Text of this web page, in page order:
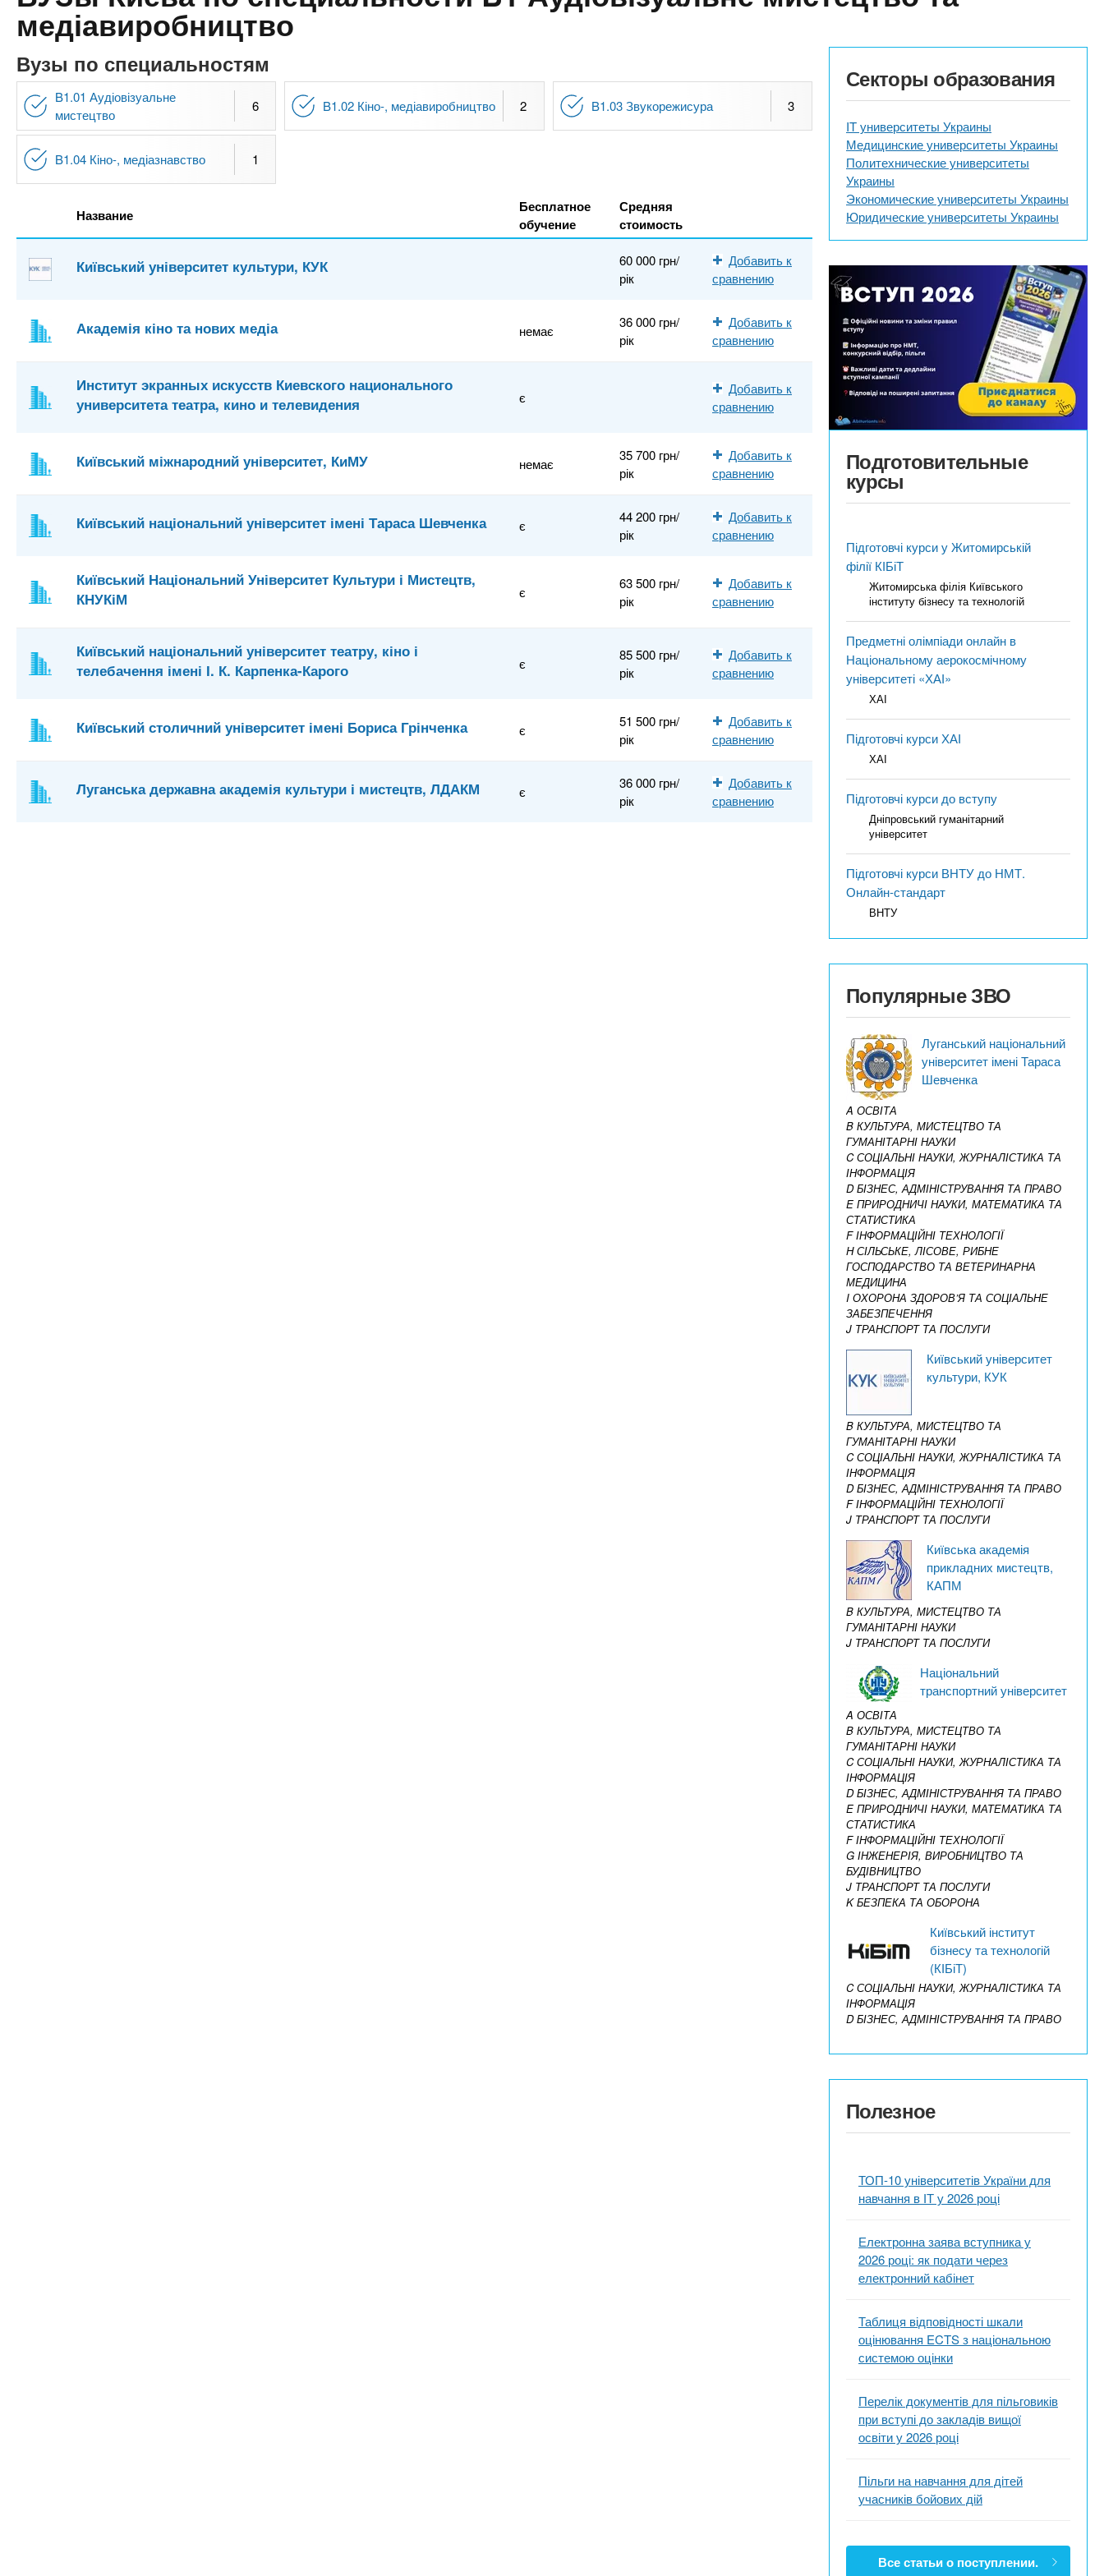
n
t
s
.
i
n
f
o
х
з
а
в
е
д
е
н
медіавиробництво
Вузы по специальностям
B1.01 Аудіовізуальне
мистецтво
6 B1.02 Кіно-, медіавиробництво 2 B1.03 Звукорежисура 3
B1.04 Кіно-, медіазнавство 1
Название
Бесплатное
обучение
Средняя
стоимость
Київський університет культури, КУК
60 000 грн/
рік
Добавить к
сравнению
Академія кіно та нових медіа немає
36 000 грн/
рік
Добавить к
сравнению
Институт экранных искусств Киевского национального
университета театра, кино и телевидения
є
Добавить к
сравнению
Київський міжнародний університет, КиМУ немає
35 700 грн/
рік
Добавить к
сравнению
Київський національний університет імені Тараса Шевченка є
44 200 грн/
рік
Добавить к
сравнению
Київський Національний Університет Культури і Мистецтв,
КНУКіМ
є
63 500 грн/
рік
Добавить к
сравнению
Київський національний університет театру, кіно і
телебачення імені І. К. Карпенка-Карого
є
85 500 грн/
рік
Добавить к
сравнению
Київський столичний університет імені Бориса Грінченка є
51 500 грн/
рік
Добавить к
сравнению
Луганська державна академія культури і мистецтв, ЛДАКМ є
36 000 грн/
рік
Добавить к
сравнению
Секторы образования
IT университеты Украины
Медицинские университеты Украины
Политехнические университеты
Украины
Экономические университеты Украины
Юридические университеты Украины
Подготовительные
курсы
Підготовчі курси у Житомирській
філії КІБіТ
Житомирська філія Київського
інституту бізнесу та технологій
Предметні олімпіади онлайн в
Національному аерокосмічному
університеті «ХАІ»
ХАІ
Підготовчі курси ХАІ
ХАІ
Підготовчі курси до вступу
Дніпровський гуманітарний
університет
Підготовчі курси ВНТУ до НМТ.
Онлайн-стандарт
ВНТУ
Популярные ЗВО
Луганський національний
університет імені Тараса
Шевченка
A ОСВІТА
B КУЛЬТУРА, МИСТЕЦТВО ТА
ГУМАНІТАРНІ НАУКИ
C СОЦІАЛЬНІ НАУКИ, ЖУРНАЛІСТИКА ТА
ІНФОРМАЦІЯ
D БІЗНЕС, АДМІНІСТРУВАННЯ ТА ПРАВО
E ПРИРОДНИЧІ НАУКИ, МАТЕМАТИКА ТА
СТАТИСТИКА
F ІНФОРМАЦІЙНІ ТЕХНОЛОГІЇ
H СІЛЬСЬКЕ, ЛІСОВЕ, РИБНЕ
ГОСПОДАРСТВО ТА ВЕТЕРИНАРНА
МЕДИЦИНА
I ОХОРОНА ЗДОРОВ’Я ТА СОЦІАЛЬНЕ
ЗАБЕЗПЕЧЕННЯ
J ТРАНСПОРТ ТА ПОСЛУГИ
Київський університет
культури, КУК
B КУЛЬТУРА, МИСТЕЦТВО ТА
ГУМАНІТАРНІ НАУКИ
C СОЦІАЛЬНІ НАУКИ, ЖУРНАЛІСТИКА ТА
ІНФОРМАЦІЯ
D БІЗНЕС, АДМІНІСТРУВАННЯ ТА ПРАВО
F ІНФОРМАЦІЙНІ ТЕХНОЛОГІЇ
J ТРАНСПОРТ ТА ПОСЛУГИ
Київська академія
прикладних мистецтв,
КАПМ
B КУЛЬТУРА, МИСТЕЦТВО ТА
ГУМАНІТАРНІ НАУКИ
J ТРАНСПОРТ ТА ПОСЛУГИ
Національний
транспортний університет
A ОСВІТА
B КУЛЬТУРА, МИСТЕЦТВО ТА
ГУМАНІТАРНІ НАУКИ
C СОЦІАЛЬНІ НАУКИ, ЖУРНАЛІСТИКА ТА
ІНФОРМАЦІЯ
D БІЗНЕС, АДМІНІСТРУВАННЯ ТА ПРАВО
E ПРИРОДНИЧІ НАУКИ, МАТЕМАТИКА ТА
СТАТИСТИКА
F ІНФОРМАЦІЙНІ ТЕХНОЛОГІЇ
G ІНЖЕНЕРІЯ, ВИРОБНИЦТВО ТА
БУДІВНИЦТВО
J ТРАНСПОРТ ТА ПОСЛУГИ
K БЕЗПЕКА ТА ОБОРОНА
Київський інститут
бізнесу та технологій
(КІБіТ)
C СОЦІАЛЬНІ НАУКИ, ЖУРНАЛІСТИКА ТА
ІНФОРМАЦІЯ
D БІЗНЕС, АДМІНІСТРУВАННЯ ТА ПРАВО
Полезное
ТОП-10 університетів України для
навчання в ІТ у 2026 році
Електронна заява вступника у
2026 році: як подати через
електронний кабінет
Таблиця відповідності шкали
оцінювання ECTS з національною
системою оцінки
Перелік документів для пільговиків
при вступі до закладів вищої
освіти у 2026 році
Пільги на навчання для дітей
учасників бойових дій
Все статьи о поступлении.